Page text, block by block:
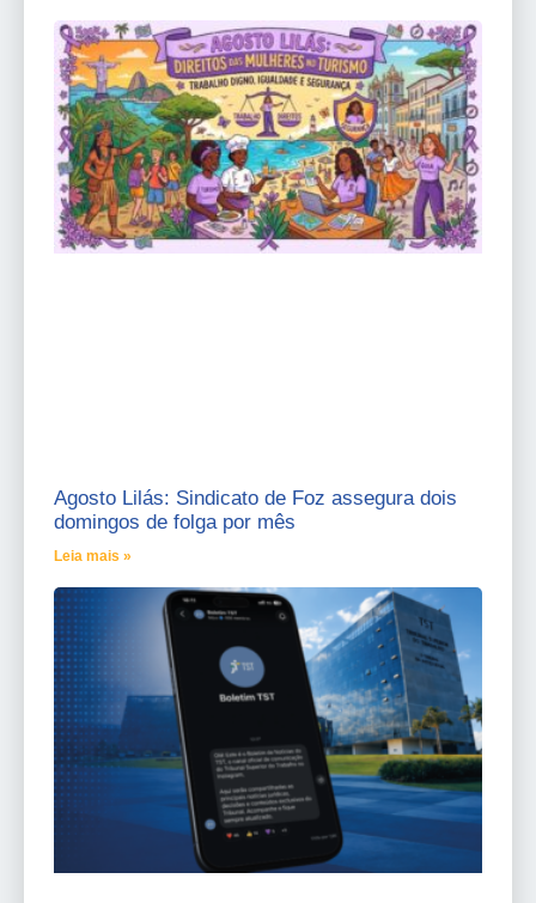
Agosto Lilás: Sindicato de Foz assegura dois
domingos de folga por mês
Leia mais »